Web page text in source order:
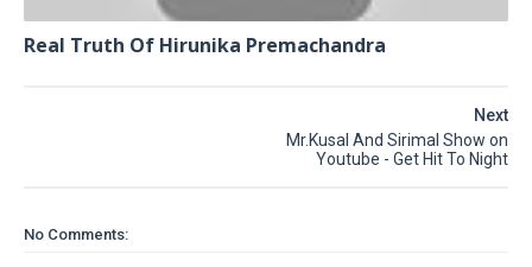
Real Truth Of Hirunika Premachandra
Next
Mr.Kusal And Sirimal Show on
Youtube - Get Hit To Night
No Comments: